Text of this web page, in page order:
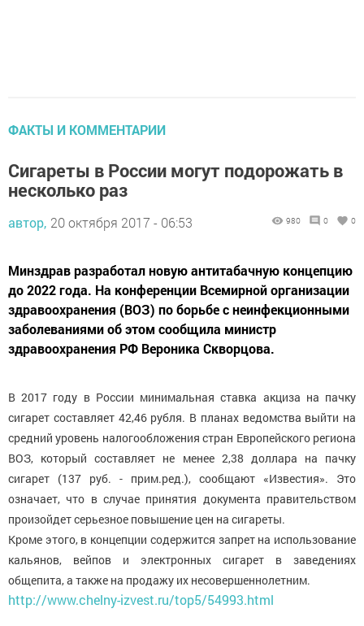
ФАКТЫ И КОММЕНТАРИИ
Сигареты в России могут подорожать в
несколько раз
автор, 20 октября 2017 - 06:53 980 0 0
Минздрав разработал новую антитабачную концепцию
до 2022 года. На конференции Всемирной организации
здравоохранения (ВОЗ) по борьбе с неинфекционными
заболеваниями об этом сообщила министр
здравоохранения РФ Вероника Скворцова.
В 2017 году в России минимальная ставка акциза на пачку
сигарет составляет 42,46 рубля. В планах ведомства выйти на
средний уровень налогообложения стран Европейского региона
ВОЗ, который составляет не менее 2,38 доллара на пачку
сигарет (137 руб. - прим.ред.), сообщают «Известия». Это
означает, что в случае принятия документа правительством
произойдет серьезное повышение цен на сигареты.
Кроме этого, в концепции содержится запрет на использование
кальянов, вейпов и электронных сигарет в заведениях
общепита, а также на продажу их несовершеннолетним.
http://www.chelny-izvest.ru/top5/54993.html